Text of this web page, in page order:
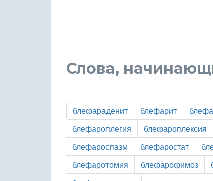
Слова,
блефараденит блефарит
блефароплегия
блефароплексия
блефароспазм
блефаростат
блефаротомия
блефарофимоз